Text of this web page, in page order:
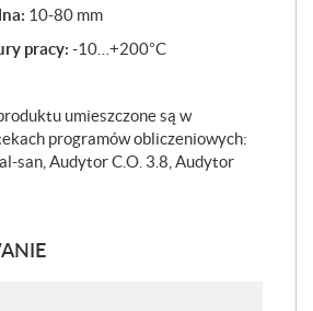
10-80 mm
pracy: -10…+200°C
umieszczone są w
programów obliczeniowych:
san, Audytor C.O. 3.8, Audytor